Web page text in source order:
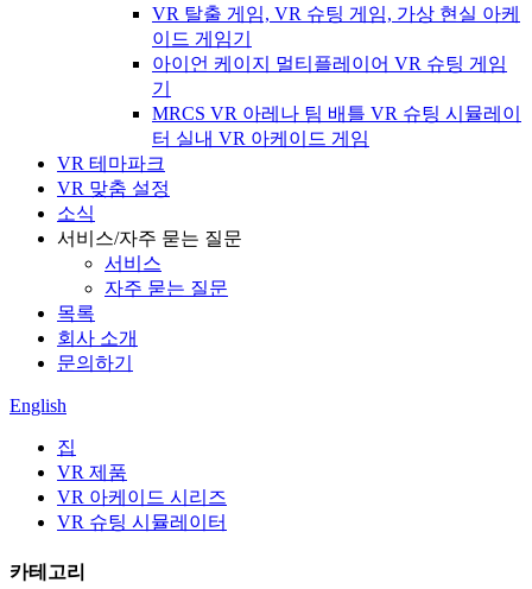
VR 탈출 게임, VR 슈팅 게임, 가상 현실 아케
이드 게임기
아이언 케이지 멀티플레이어 VR 슈팅 게임
기
MRCS VR 아레나 팀 배틀 VR 슈팅 시뮬레이
터 실내 VR 아케이드 게임
VR 테마파크
VR 맞춤 설정
소식
서비스/자주 묻는 질문
서비스
자주 묻는 질문
목록
회사 소개
문의하기
English
집
VR 제품
VR 아케이드 시리즈
VR 슈팅 시뮬레이터
카테고리